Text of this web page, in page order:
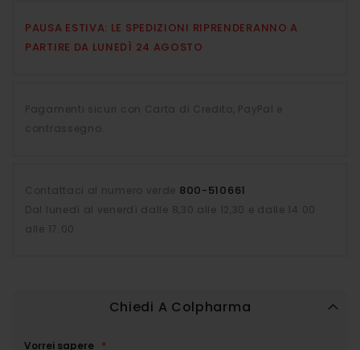
PAUSA ESTIVA: LE SPEDIZIONI RIPRENDERANNO A
PARTIRE DA LUNEDÌ 24 AGOSTO
Pagamenti sicuri con Carta di Credito, PayPal e
contrassegno.
Contattaci al numero verde 800-510661
Dal lunedì al venerdì dalle 8,30 alle 12,30 e dalle 14.00
alle 17.00
Chiedi A Colpharma
Vorrei sapere